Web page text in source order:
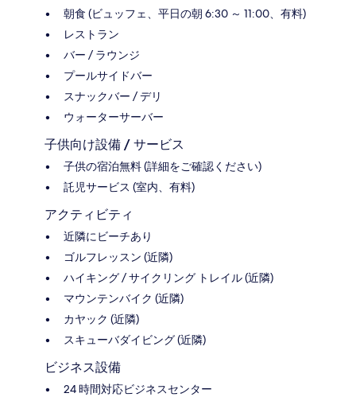
朝食 (ビュッフェ、平日の朝 6:30 ～ 11:00、有料)
レストラン
バー / ラウンジ
プールサイドバー
スナックバー / デリ
ウォーターサーバー
子供向け設備 / サービス
子供の宿泊無料 (詳細をご確認ください)
託児サービス (室内、有料)
アクティビティ
近隣にビーチあり
ゴルフレッスン (近隣)
ハイキング / サイクリング トレイル (近隣)
マウンテンバイク (近隣)
カヤック (近隣)
スキューバダイビング (近隣)
ビジネス設備
24 時間対応ビジネスセンター